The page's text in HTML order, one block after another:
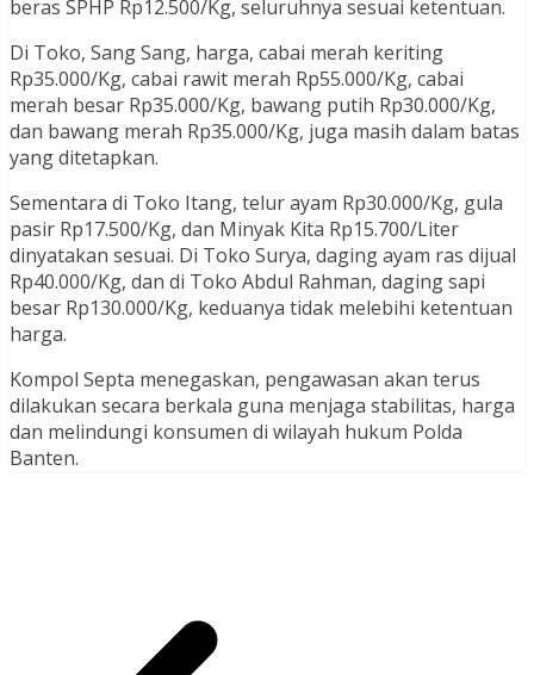
beras SPHP Rp12.500/Kg, seluruhnya sesuai ketentuan.
Di Toko, Sang Sang, harga, cabai merah keriting
Rp35.000/Kg, cabai rawit merah Rp55.000/Kg, cabai
merah besar Rp35.000/Kg, bawang putih Rp30.000/Kg,
dan bawang merah Rp35.000/Kg, juga masih dalam batas
yang ditetapkan.
Sementara di Toko Itang, telur ayam Rp30.000/Kg, gula
pasir Rp17.500/Kg, dan Minyak Kita Rp15.700/Liter
dinyatakan sesuai. Di Toko Surya, daging ayam ras dijual
Rp40.000/Kg, dan di Toko Abdul Rahman, daging sapi
besar Rp130.000/Kg, keduanya tidak melebihi ketentuan
harga.
Kompol Septa menegaskan, pengawasan akan terus
dilakukan secara berkala guna menjaga stabilitas, harga
dan melindungi konsumen di wilayah hukum Polda
Banten.